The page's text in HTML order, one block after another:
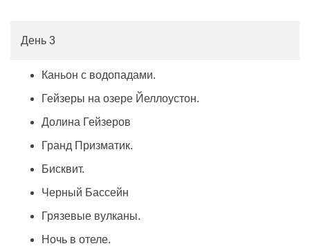
День 3
Каньон с водопадами.
Гейзеры на озере Йеллоустон.
Долина Гейзеров
Гранд Призматик.
Бисквит.
Черный Бассейн
Грязевые вулканы.
Ночь в отеле.